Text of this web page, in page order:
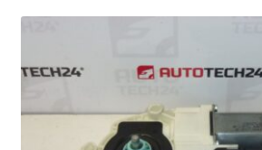
Finalizare comandă